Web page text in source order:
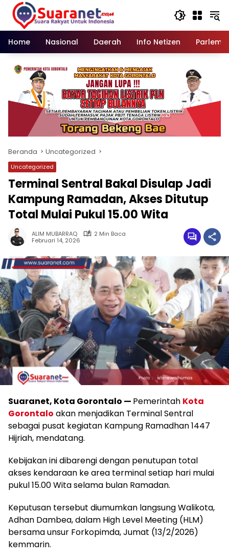
Langsung
konten
Home
Nasional Daerah Info Netizen
Beranda Uncategorized
Uncategorized
‎Terminal Sentral Bakal Disulap Jadi
Kampung Ramadan, Akses Ditutup
Total Mulai Pukul 15.00 Wita
ALIM MUBARRAQ
2 Min Baca
Februari 14, 2026
Suaranet, Kota Gorontalo — Pemerintah Kota
Gorontalo akan menjadikan Terminal Sentral
sebagai pusat kegiatan Kampung Ramadhan 1447
Hijriah, mendatang.
Kebijakan ini dibarengi dengan penutupan total
akses kendaraan ke area terminal setiap hari mulai
pukul 15.00 Wita selama bulan Ramadan.
Keputusan tersebut diumumkan langsung Walikota,
Adhan Dambea, dalam High Level Meeting (HLM)
bersama unsur Forkopimda, Jumat (13/2/2026)
kemmarin.